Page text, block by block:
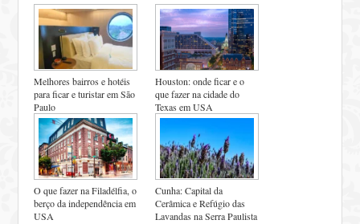
Melhores bairros e hotéis
para ficar e turistar em São
Paulo
Houston: onde ficar e o
que fazer na cidade do
Texas em USA
O que fazer na Filadélfia, o
berço da independência em
USA
Cunha: Capital da
Cerâmica e Refúgio das
Lavandas na Serra Paulista